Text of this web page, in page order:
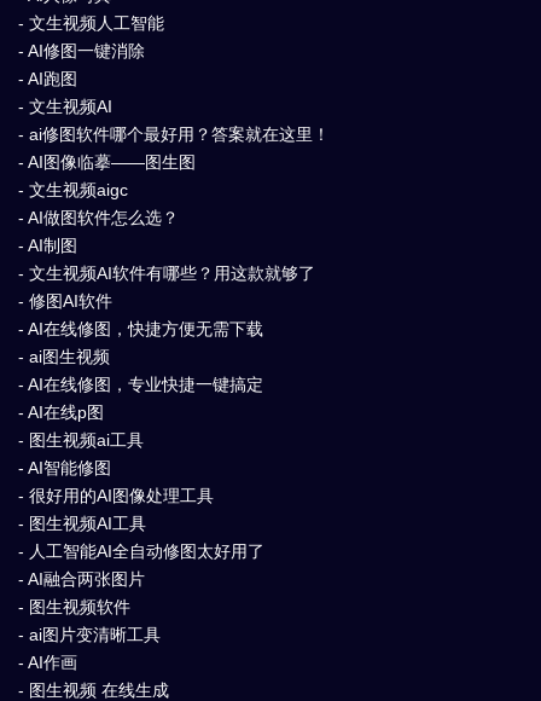
- 文生视频人工智能
- AI修图一键消除
- AI跑图
- 文生视频AI
- ai修图软件哪个最好用？答案就在这里！
- AI图像临摹——图生图
- 文生视频aigc
- AI做图软件怎么选？
- AI制图
- 文生视频AI软件有哪些？用这款就够了
- 修图AI软件
- AI在线修图，快捷方便无需下载
- ai图生视频
- AI在线修图，专业快捷一键搞定
- AI在线p图
- 图生视频ai工具
- AI智能修图
- 很好用的AI图像处理工具
- 图生视频AI工具
- 人工智能AI全自动修图太好用了
- AI融合两张图片
- 图生视频软件
- ai图片变清晰工具
- AI作画
- 图生视频 在线生成